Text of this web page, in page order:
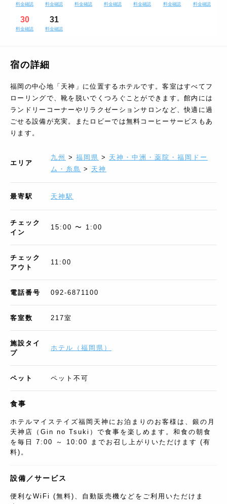
料金確認 料金確認 料金確認 料金確認 料金確認 料金確認 料金確認
30
料金確認
31
料金確認
宿の詳細
福岡の中心地「天神」に位置するホテルです。客室はすべてフ
ローリングで、靴を脱いでくつろぐことができます。館内には
ランドリーコーナーやリラクゼーションサロンなど、快適に過
ごせる設備が充実。またロビーでは無料コーヒーサービスもあ
ります。
エリア
九州 > 福岡県 > 天神・中洲・薬院・福岡ドー
ム・糸島 > 天神
最寄駅 天神駅
チェック
イン
15:00 〜 1:00
チェック
アウト
11:00
電話番号 092-6871100
客室数 217室
施設タイ
プ
ホテル （ 福岡県 ）
ペット ペット不可
食事
ホテルマイステイズ福岡天神にお泊まりのお客様は、銀の月
天神店（Gin no Tsuki）で食事を楽しめます。和食の朝食
を毎日 7:00 ～ 10:00 までお召し上がりいただけます (有
料)。
設備／サービス
便利なWiFi (無料)、自動販売機などをご利用いただけま